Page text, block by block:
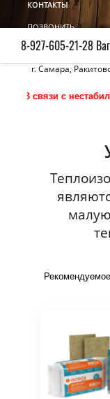
КОНТАКТЫ
ПОЗВОНИТЬ
8-927-605-21-28
г. Самара,
нестабильной